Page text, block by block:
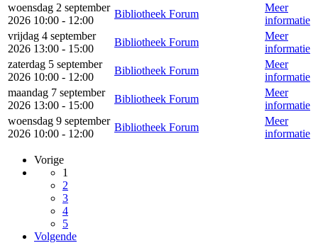
woensdag 2 september
2026 10:00 - 12:00
Bibliotheek Forum
Meer
informatie
vrijdag 4 september
2026 13:00 - 15:00
Bibliotheek Forum
Meer
informatie
zaterdag 5 september
2026 10:00 - 12:00
Bibliotheek Forum
Meer
informatie
maandag 7 september
2026 13:00 - 15:00
Bibliotheek Forum
Meer
informatie
woensdag 9 september
2026 10:00 - 12:00
Bibliotheek Forum
Meer
informatie
Vorige
1
2
3
4
5
Volgende